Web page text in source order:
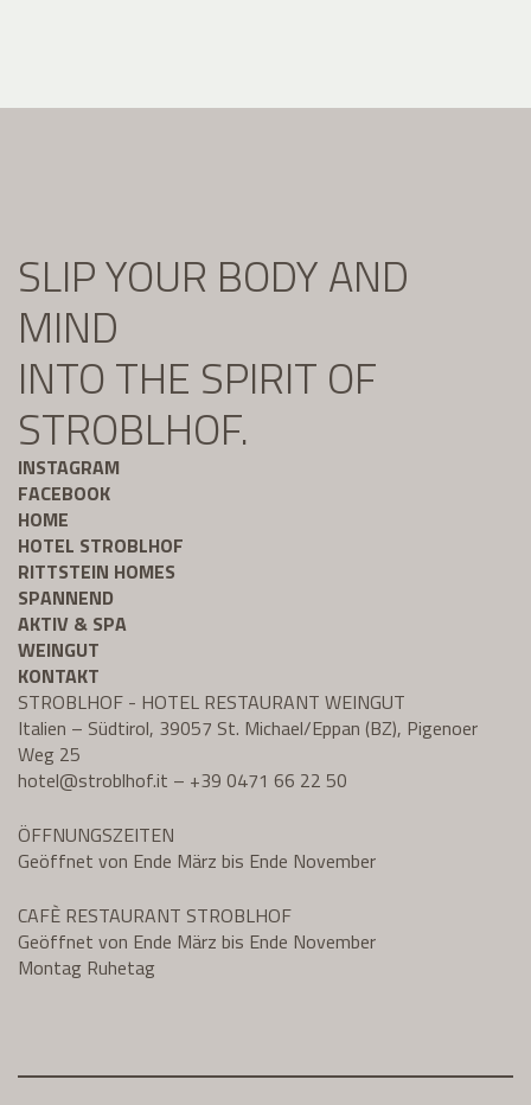
SLIP YOUR BODY AND
MIND
INTO THE SPIRIT OF
STROBLHOF.
INSTAGRAM
FACEBOOK
HOME
HOTEL STROBLHOF
RITTSTEIN HOMES
SPANNEND
AKTIV & SPA
WEINGUT
KONTAKT
STROBLHOF - HOTEL RESTAURANT WEINGUT
Italien – Südtirol, 39057 St. Michael/Eppan (BZ), Pigenoer
Weg 25
hotel@stroblhof.it – +39 0471 66 22 50
ÖFFNUNGSZEITEN
Geöffnet von Ende März bis Ende November
CAFÈ RESTAURANT STROBLHOF
Geöffnet von Ende März bis Ende November
Montag Ruhetag